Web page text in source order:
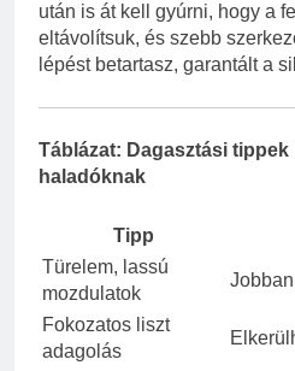
után is át kell gyúrni, hogy a
eltávolítsuk, és szebb
lépést betartasz, garantált a
Táblázat: Dagasztási
haladóknak
Tipp
Türelem, lassú
mozdulatok
Fokozatos liszt
adagolás